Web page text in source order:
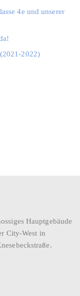
4e und unserer
2022)
Hauptgebäude
City-West in